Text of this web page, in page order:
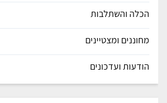
הכלה והשתלבות
מחוננים ומצטיינים
הודעות ועדכונים